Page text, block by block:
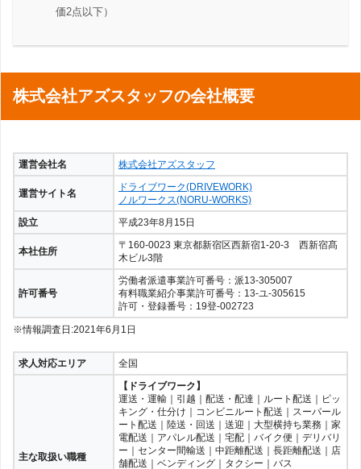
価2点以下）
株式会社アズスタッフの会社概要
運営会社名 株式会社アズスタッフ
運営サイト名
ドライブワーク(DRIVEWORK)
ノルワークス(NORU-WORKS)
設立
平成23年8月15日
本社住所
〒160-0023 東京都新宿区西新宿1-20-3 西新宿髙
木ビル3階
許可番号
労働者派遣事業許可番号：派13-305007
有料職業紹介事業許可番号：13-ユ-305615
許可・登録番号：19登-002723
※情報調査日:2021年6月1日
求人対応エリア 全国
主な取扱い職種
【ドライブワーク】
運送・運輸｜引越｜配送・配達｜ルート配送｜ピッ
キング・仕分け｜コンビニルート配送｜スーパール
ート配送｜陸送・回送｜送迎｜大型横持ち業務｜家
電配送｜アパレル配送｜宅配｜バイク便｜デリバリ
ー｜センター間輸送｜中距離配送｜長距離配送｜店
舗配送｜ベンディング｜タクシー｜バス